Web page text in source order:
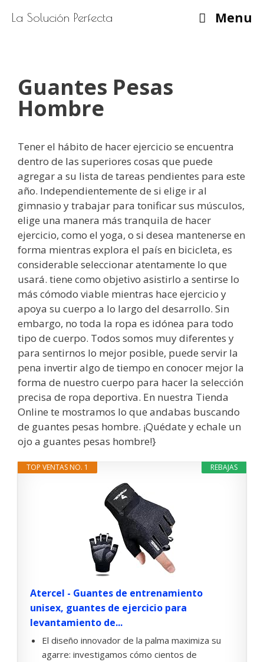
La Solución Perfecta Menu
Guantes Pesas
Hombre
Tener el hábito de hacer ejercicio se encuentra
dentro de las superiores cosas que puede
agregar a su lista de tareas pendientes para este
año. Independientemente de si elige ir al
gimnasio y trabajar para tonificar sus músculos,
elige una manera más tranquila de hacer
ejercicio, como el yoga, o si desea mantenerse en
forma mientras explora el país en bicicleta, es
considerable seleccionar atentamente lo que
usará. tiene como objetivo asistirlo a sentirse lo
más cómodo viable mientras hace ejercicio y
apoya su cuerpo a lo largo del desarrollo. Sin
embargo, no toda la ropa es idónea para todo
tipo de cuerpo. Todos somos muy diferentes y
para sentirnos lo mejor posible, puede servir la
pena invertir algo de tiempo en conocer mejor la
forma de nuestro cuerpo para hacer la selección
precisa de ropa deportiva. En nuestra Tienda
Online te mostramos lo que andabas buscando
de guantes pesas hombre. ¡Quédate y echale un
ojo a guantes pesas hombre!}
REBAJAS
TOP VENTAS NO. 1
Atercel - Guantes de entrenamiento
unisex, guantes de ejercicio para
levantamiento de...
El diseño innovador de la palma maximiza su
agarre: investigamos cómo cientos de